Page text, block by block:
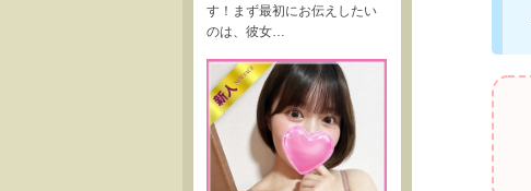
す！まず最初にお伝えしたい
のは、彼女…